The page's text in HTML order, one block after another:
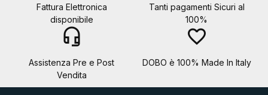
Fattura Elettronica
disponibile
Tanti pagamenti Sicuri al
100%
headset_mic
Assistenza Pre e Post
Vendita
favorite_border
DOBO è 100% Made In Italy